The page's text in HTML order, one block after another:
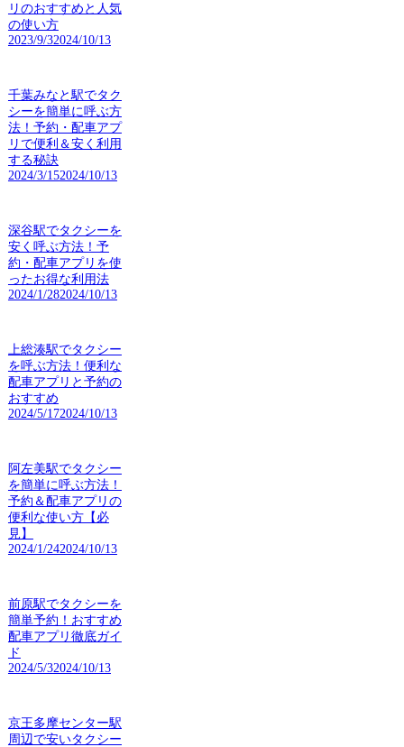
リのおすすめと人気
の使い方
2023/9/32024/10/13
千葉みなと駅でタク
シーを簡単に呼ぶ方
法！予約・配車アプ
リで便利＆安く利用
する秘訣
2024/3/152024/10/13
深谷駅でタクシーを
安く呼ぶ方法！予
約・配車アプリを使
ったお得な利用法
2024/1/282024/10/13
上総湊駅でタクシー
を呼ぶ方法！便利な
配車アプリと予約の
おすすめ
2024/5/172024/10/13
阿左美駅でタクシー
を簡単に呼ぶ方法！
予約＆配車アプリの
便利な使い方【必
見】
2024/1/242024/10/13
前原駅でタクシーを
簡単予約！おすすめ
配車アプリ徹底ガイ
ド
2024/5/32024/10/13
京王多摩センター駅
周辺で安いタクシー